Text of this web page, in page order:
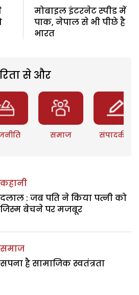
मोबाइल इंटरनेट स्पीड में
पाक, नेपाल से भी पीछे है
भारत
से और
समाज संपादकीय
कहानी
दलाल : जब पति ने किया पत्नी को
जिस्म बेचने पर मजबूर
समाज
सपना है सामाजिक स्वतंत्रता